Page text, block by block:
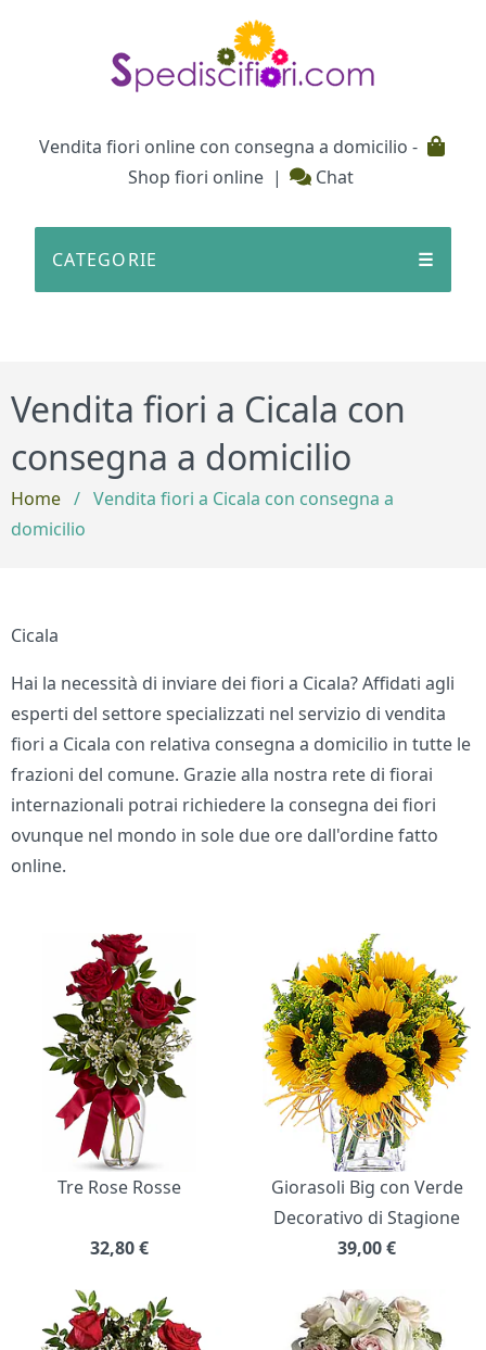
Vendita fiori online con consegna a domicilio -
Shop fiori online | Chat
CATEGORIE ☰
Vendita fiori a Cicala con
consegna a domicilio
Home / Vendita fiori a Cicala con consegna a
domicilio
Cicala
Hai la necessità di inviare dei fiori a Cicala? Affidati agli
esperti del settore specializzati nel servizio di vendita
fiori a Cicala con relativa consegna a domicilio in tutte le
frazioni del comune. Grazie alla nostra rete di fiorai
internazionali potrai richiedere la consegna dei fiori
ovunque nel mondo in sole due ore dall'ordine fatto
online.
Bouquet di fiori
Tre Rose Rosse
32,80€
Giorasoli Big con Verde
Decorativo di Stagione
39,00€